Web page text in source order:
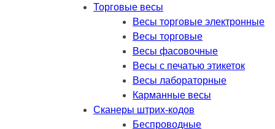
Торговые весы
Весы торговые электронные
Весы торговые
Весы фасовочные
Весы с печатью этикеток
Весы лабораторные
Карманные весы
Сканеры штрих-кодов
Беспроводные